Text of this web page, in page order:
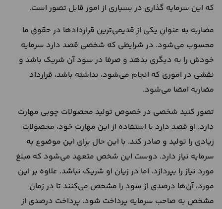
که این سرمایه‌ گذاری در بسیاری از امور قابل تصور است.
مضاربه به ‌عنوان یکی از قدیمی‌ترین قراردادها در حقوق ما
محسوب می‌شود. در شرایطی که شخصی قصد دارد سرمایه‌
خودش را به دیگری بدهد و صرفا در سود آن شریک باشد و
نقشی در اموری که انجام می‌شود، نداشته باشد، قرارداد
مضاربه امضا می‌شود.
تصور کنید شخصی در خصوص تولید محصولات چوبی مهارت
دارد. او قصد دارد با استفاده از این مهارت خود، محصولات
زیادی را تولید و صادر کند. با این‌ حال برای این موضوع به
سرمایه نیاز دارد. دوست این شخص متعهد می‌شود که مبلغ
مورد نیاز را بپردازد، اما در زیان او شریک نباشد. علاوه ‌بر این
مورد، آن‌ها درصدی از سود را مشخص می‌کنند تا در زمان
مشخص به صاحب سرمایه پرداخت شود. پرداخت درصدی از